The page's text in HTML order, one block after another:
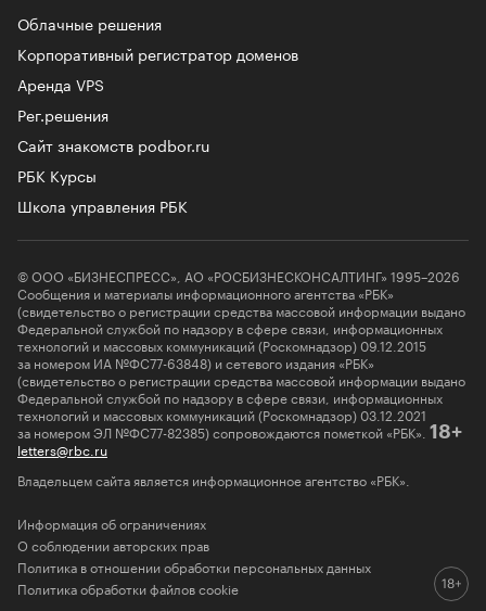
Облачные решения
Корпоративный регистратор доменов
Аренда VPS
Рег.решения
Сайт знакомств podbor.ru
РБК Курсы
Школа управления РБК
© ООО «БИЗНЕСПРЕСС», АО «РОСБИЗНЕСКОНСАЛТИНГ» 1995–2026
Сообщения и материалы информационного агентства «РБК»
(свидетельство о регистрации средства массовой информации выдано
Федеральной службой по надзору в сфере связи, информационных
технологий и массовых коммуникаций (Роскомнадзор) 09.12.2015
за номером ИА №ФС77-63848) и сетевого издания «РБК»
(свидетельство о регистрации средства массовой информации выдано
Федеральной службой по надзору в сфере связи, информационных
технологий и массовых коммуникаций (Роскомнадзор) 03.12.2021
за номером ЭЛ №ФС77-82385) сопровождаются пометкой «РБК». 18+
letters@rbc.ru
Владельцем сайта является информационное агентство «РБК».
Информация об ограничениях
О соблюдении авторских прав
Политика в отношении обработки персональных данных
Политика обработки файлов cookie